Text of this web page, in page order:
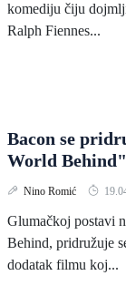
komediju čiju
Ralph Fiennes...
Bacon se
World Behind"
Nino Romić
Glumačkoj postavi
Behind, pridružuje
dodatak filmu koj...